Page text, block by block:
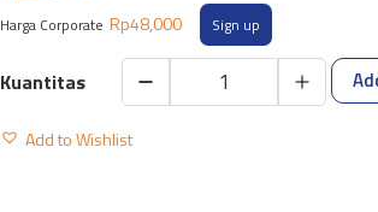
Harga Corporate Rp48,000 Sign up
PAPERONE
KERTASAdd to Wishlist